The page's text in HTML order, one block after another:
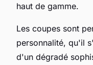
haut de gamme.
Les coupes sont
personnalité, qu'il
d'un dégradé